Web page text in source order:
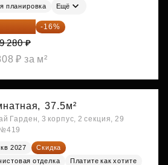
планировка Ещё
595 ₽ -16%
280 ₽
₽ за м²
37.5м²
Гарден, 3 корпус, 2 секция, 29
2027
Скидка
отделка
Платите как хотите